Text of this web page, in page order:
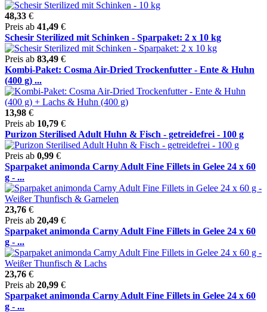
48,33 €
Preis ab 41,49 €
Schesir Sterilized mit Schinken - Sparpaket: 2 x 10 kg
Preis ab 83,49 €
Kombi-Paket: Cosma Air-Dried Trockenfutter - Ente & Huhn
(400 g) ...
13,98 €
Preis ab 10,79 €
Purizon Sterilised Adult Huhn & Fisch - getreidefrei - 100 g
Preis ab 0,99 €
Sparpaket animonda Carny Adult Fine Fillets in Gelee 24 x 60
g - ...
23,76 €
Preis ab 20,49 €
Sparpaket animonda Carny Adult Fine Fillets in Gelee 24 x 60
g - ...
23,76 €
Preis ab 20,99 €
Sparpaket animonda Carny Adult Fine Fillets in Gelee 24 x 60
g - ...